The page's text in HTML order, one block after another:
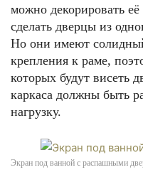
можно декорировать
сделать дверцы из
Но они имеют
крепления к раме,
которых будут висеть
каркаса должны быть
нагрузку.
Экран под ванной с распашными